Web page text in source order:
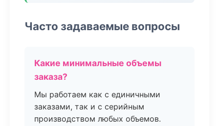
Часто задаваемые вопросы
Какие минимальные объемы
заказа?
Мы работаем как с единичными
заказами, так и с серийным
производством любых объемов.